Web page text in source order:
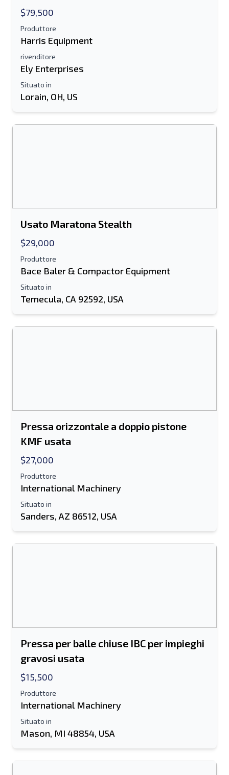
Send a Message
Nome e cognome
Mobile
$79,500
Produttore
Harris Equipment
rivenditore
Ely Enterprises
Situato in
Lorain, OH, US
Usato Maratona Stealth
$29,000
Produttore
Bace Baler & Compactor Equipment
Situato in
Temecula, CA 92592, USA
Pressa orizzontale a doppio pistone
KMF usata
$27,000
Produttore
International Machinery
Situato in
Sanders, AZ 86512, USA
Pressa per balle chiuse IBC per impieghi
gravosi usata
$15,500
Produttore
International Machinery
Situato in
Mason, MI 48854, USA
Invia ad un amico
Il campo Indirizzo e-mail o Numero di
cellulare è obbligatorio
Invia la scheda all'e-mail
Informazioni aggiuntive